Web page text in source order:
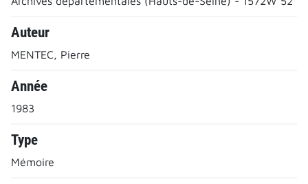
Auteur
MENTEC, Pierre
Année
1983
Type
Mémoire